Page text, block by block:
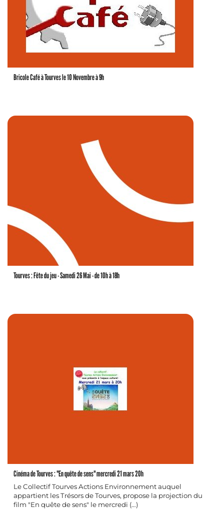
Bricole Café à Tourves le 10 Novembre à 9h
Tourves : Fête du jeu - Samedi 26 Mai - de 10h à 18h
Cinéma de Tourves : "En quête de sens" mercredi 21 mars 20h
Le Collectif Tourves Actions Environnement auquel
appartient les Trésors de Tourves, propose la projection du
film "En quête de sens" le mercredi (…)